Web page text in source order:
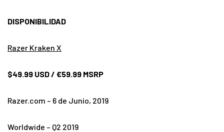
DISPONIBILIDAD
Razer Kraken X
$49.99 USD / €59.99 MSRP
Razer.com – 6 de Junio, 2019
Worldwide – Q2 2019